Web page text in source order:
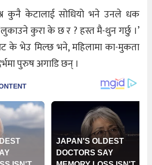
कुनै केटालाई सोधियो भने उनले धक
कुरा के छ र ? हस्त मै-थुन गर्छु ।’
के भेउ मिल्छ भने, महिलामा का-मुकता
पुरुष अगाडि छन् ।